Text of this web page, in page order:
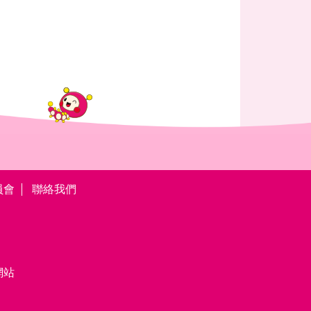
會 聯絡我們
站